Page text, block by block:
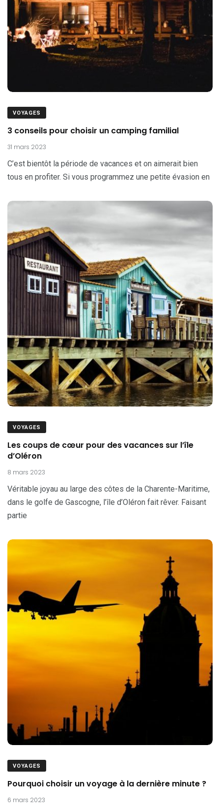
VOYAGES
3 conseils pour choisir un camping familial
31 mars 2023
C’est bientôt la période de vacances et on aimerait bien
tous en profiter. Si vous programmez une petite évasion en
VOYAGES
Les coups de cœur pour des vacances sur l’île
d’Oléron
8 mars 2023
Véritable joyau au large des côtes de la Charente-Maritime,
dans le golfe de Gascogne, l’île d’Oléron fait rêver. Faisant
partie
VOYAGES
Pourquoi choisir un voyage à la dernière minute ?
6 mars 2023